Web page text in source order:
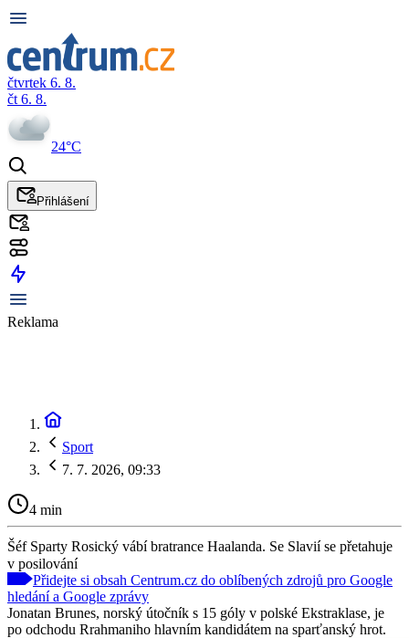
čtvrtek 6. 8.
čt 6. 8.
24°C
Přihlášení
Reklama
Sport
7. 7. 2026, 09:33
4 min
Šéf Sparty Rosický vábí bratrance Haalanda. Se Slavií se přetahuje
v posilování
Přidejte si obsah Centrum.cz do oblíbených zdrojů pro Google
hledání a Google zprávy
Jonatan Brunes, norský útočník s 15 góly v polské Ekstraklase, je
po odchodu Rrahmaniho hlavním kandidátem na sparťanský hrot.